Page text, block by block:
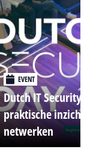
EVENT
Dutch IT Security
praktische
netwerken